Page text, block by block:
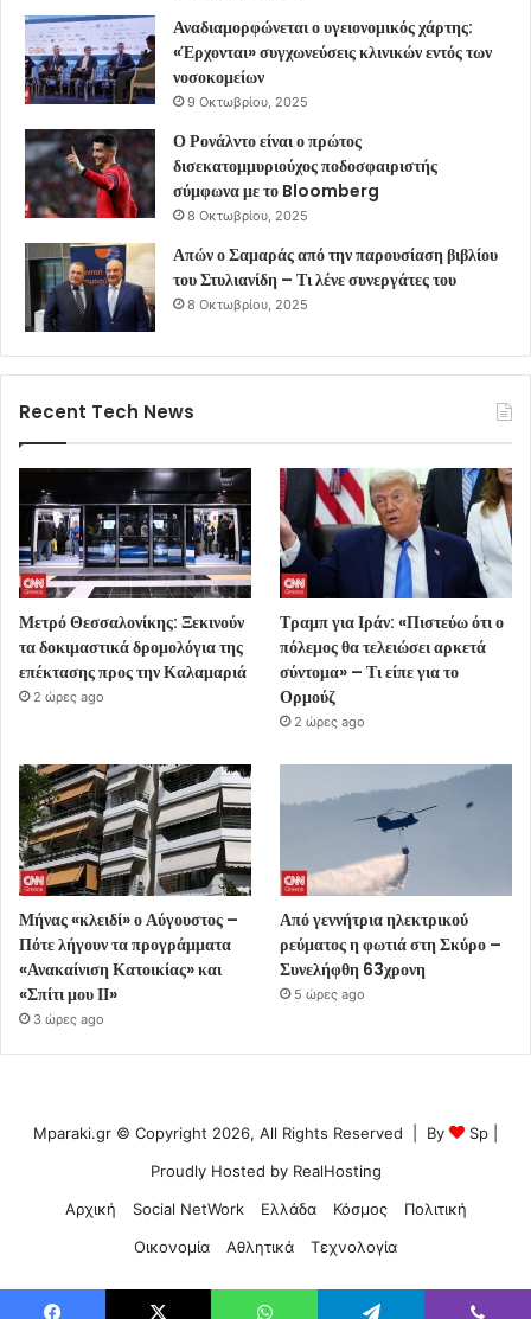
Αναδιαμορφώνεται ο υγειονομικός χάρτης:
«Έρχονται» συγχωνεύσεις κλινικών εντός των
νοσοκομείων
9 Οκτωβρίου, 2025
Ο Ρονάλντο είναι ο πρώτος
δισεκατομμυριούχος ποδοσφαιριστής
σύμφωνα με το Bloomberg
8 Οκτωβρίου, 2025
Απών ο Σαμαράς από την παρουσίαση βιβλίου
του Στυλιανίδη – Τι λένε συνεργάτες του
8 Οκτωβρίου, 2025
Recent Tech News
Μετρό Θεσσαλονίκης: Ξεκινούν
τα δοκιμαστικά δρομολόγια της
επέκτασης προς την Καλαμαριά
2 ώρες ago
Τραμπ για Ιράν: «Πιστεύω ότι ο
πόλεμος θα τελειώσει αρκετά
σύντομα» – Τι είπε για το
Ορμούζ
2 ώρες ago
Μήνας «κλειδί» ο Αύγουστος –
Πότε λήγουν τα προγράμματα
«Ανακαίνιση Κατοικίας» και
«Σπίτι μου ΙΙ»
3 ώρες ago
Από γεννήτρια ηλεκτρικού
ρεύματος η φωτιά στη Σκύρο –
Συνελήφθη 63χρονη
5 ώρες ago
Mparaki.gr © Copyright 2026, All Rights Reserved | By Sp
Proudly Hosted by RealHosting
Αρχική
Social NetWork Ελλάδα Κόσμος
Πολιτική
Οικονομία
Αθλητικά Τεχνολογία